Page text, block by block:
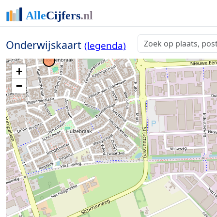
Onderwijskaart (legenda)
+
−